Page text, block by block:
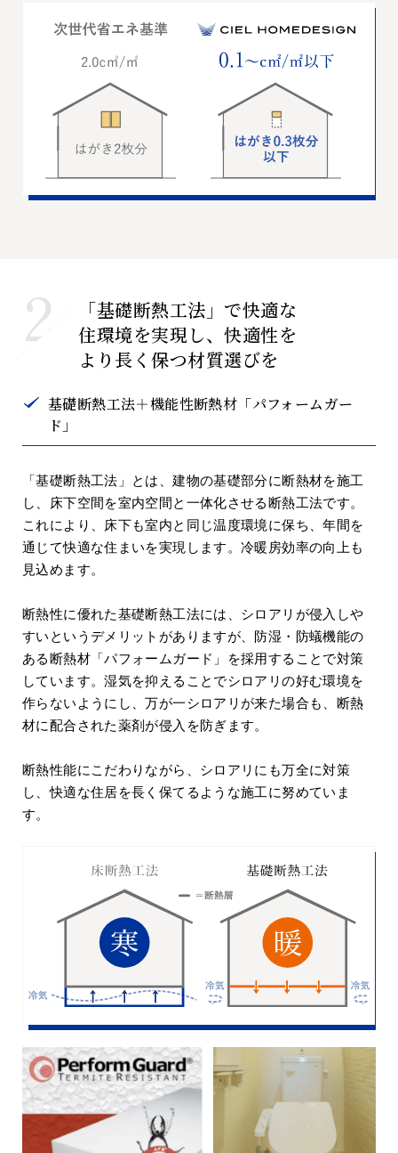
「基礎断熱工法」で快適な
住環境を実現し、快適性を
より長く保つ材質選びを
基礎断熱工法＋機能性断熱材「パフォームガー
ド」
「基礎断熱工法」とは、建物の基礎部分に断熱材を施工
し、床下空間を室内空間と一体化させる断熱工法です。
これにより、床下も室内と同じ温度環境に保ち、年間を
通じて快適な住まいを実現します。冷暖房効率の向上も
見込めます。
断熱性に優れた基礎断熱工法には、シロアリが侵入しや
すいというデメリットがありますが、防湿・防蟻機能の
ある断熱材「パフォームガード」を採用することで対策
しています。湿気を抑えることでシロアリの好む環境を
作らないようにし、万が一シロアリが来た場合も、断熱
材に配合された薬剤が侵入を防ぎます。
断熱性能にこだわりながら、シロアリにも万全に対策
し、快適な住居を長く保てるような施工に努めていま
す。